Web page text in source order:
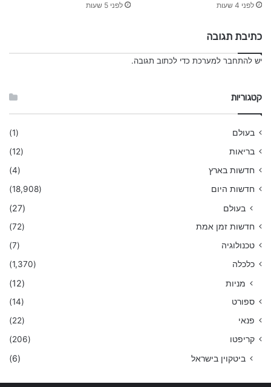
לפני 4 שעות לפני 5 שעות
כתיבת תגובה
יש להתחבר למערכת כדי לכתוב תגובה.
קטגוריות
בעולם
(1)
בריאות
(12)
חדשות בארץ
(4)
חדשות היום
(18,908)
בעולם (27)
חדשות זמן אמת
(72)
טכנולוגיה
(7)
כלכלה
(1,370)
מניות (12)
ספורט
(14)
פנאי
(22)
קריפטו
(206)
ביטקוין בישראל (6)